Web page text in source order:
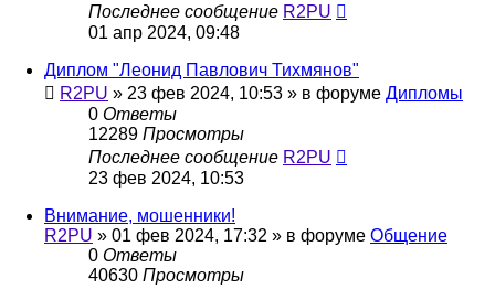
Последнее сообщение R2PU
01 апр 2024, 09:48
Диплом "Леонид Павлович Тихмянов"
R2PU » 23 фев 2024, 10:53 » в форуме Дипломы
0 Ответы
12289 Просмотры
Последнее сообщение R2PU
23 фев 2024, 10:53
Внимание, мошенники!
R2PU » 01 фев 2024, 17:32 » в форуме Общение
0 Ответы
40630 Просмотры